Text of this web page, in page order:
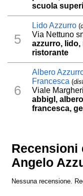
scuola
5
Lido Azzurro (
Via Nettuno
azzurro, lido,
ristorante
6
Albero
Francesca (
Viale
abbigl,
francesca,
Recensioni
Angelo
Nessuna recensione.